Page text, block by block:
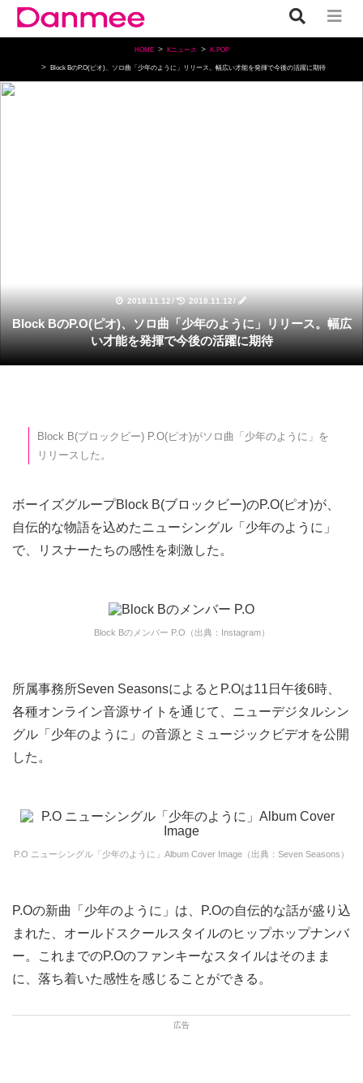
HOME Kニュース K-POP
Block BのP.O(ピオ)、ソロ曲「少年のように」リリース。幅広い才能を発揮で今後の活躍に期待
2018.11.12/ 2018.11.12/
Block BのP.O(ピオ)、ソロ曲「少年のように」リリース。幅広
い才能を発揮で今後の活躍に期待
Block B(ブロックビー) P.O(ピオ)がソロ曲「少年のように」を
リリースした。
ボーイズグループBlock B(ブロックビー)のP.O(ピオ)が、
自伝的な物語を込めたニューシングル「少年のように」
で、リスナーたちの感性を刺激した。
Block Bのメンバー P.O（出典：Instagram）
所属事務所Seven SeasonsによるとP.Oは11日午後6時、
各種オンライン音源サイトを通じて、ニューデジタルシン
グル「少年のように」の音源とミュージックビデオを公開
した。
P.O ニューシングル「少年のように」Album Cover Image（出典：Seven Seasons）
P.Oの新曲「少年のように」は、P.Oの自伝的な話が盛り込
まれた、オールドスクールスタイルのヒップホップナンバ
ー。これまでのP.Oのファンキーなスタイルはそのまま
に、落ち着いた感性を感じることができる。